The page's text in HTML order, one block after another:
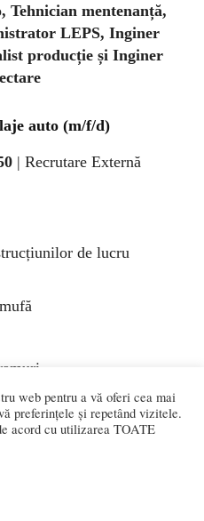
mentenanță,
LEPS, Inginer
producție și Inginer
auto (m/f/d)
| Recrutare Externă
de lucru
standardelor și cerințelor
web pentru a vă oferi cea mai
preferințele și repetând vizitele.
acord cu utilizarea TOATE